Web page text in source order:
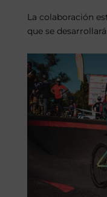
La colaboración
que se